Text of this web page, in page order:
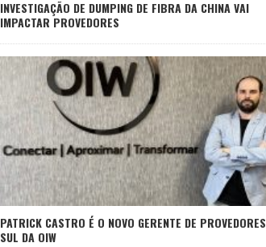
INVESTIGAÇÃO DE DUMPING DE FIBRA DA CHINA VAI
IMPACTAR PROVEDORES
PATRICK CASTRO É O NOVO GERENTE DE PROVEDORES
SUL DA OIW